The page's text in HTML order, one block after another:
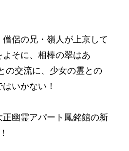
侶の兄・嶺人が上京して
そに、相棒の翠はあ
の交流に、少女の霊との
いかない！
正幽霊アパート鳳銘館の新